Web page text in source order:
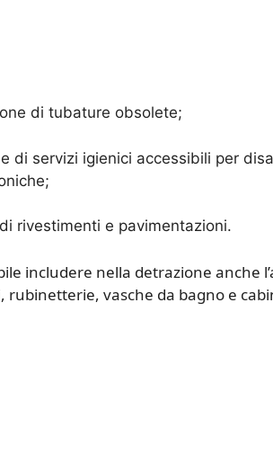
di tubature obsolete;
di servizi igienici accessibili per
rivestimenti e pavimentazioni.
includere nella detrazione anche
rubinetterie, vasche da bagno e